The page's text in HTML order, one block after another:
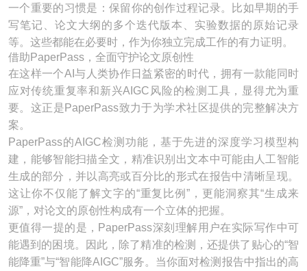
一个重要的习惯是：保留你的创作过程记录。比如早期的手
写笔记、论文大纲的多个迭代版本、实验数据的原始记录
等。这些都能在必要时，作为你独立完成工作的有力证明。
借助PaperPass，全面守护论文原创性
在这样一个AI与人类协作日益紧密的时代，拥有一款能同时
应对传统重复率和新兴AIGC风险的检测工具，显得尤为重
要。这正是PaperPass致力于为学术社区提供的完整解决方
案。
PaperPass的AIGC检测功能，基于先进的深度学习模型构
建，能够智能扫描全文，精准识别出文本中可能由人工智能
生成的部分，并以高亮或百分比的形式在报告中清晰呈现。
这让你不仅能了解文字的“重复比例”，更能洞察其“生成来
源”，对论文的原创性构成有一个立体的把握。
更值得一提的是，PaperPass深刻理解用户在实际写作中可
能遇到的困境。因此，除了精准的检测，还提供了贴心的“智
能降重”与“智能降AIGC”服务。当你面对检测报告中指出的高